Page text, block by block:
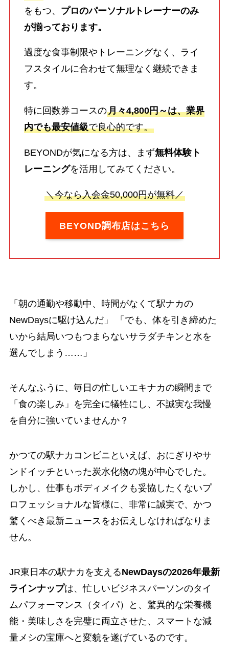
をもつ、 プロのパーソナルトレーナーのみ
が揃っております。
過度な食事制限やトレーニングなく、ライ
フスタイルに合わせて無理なく継続できま
す。
特に回数券コースの月々4,800円～は、業界
内でも最安値級で良心的です。
BEYONDが気になる方は、まず無料体験ト
レーニングを活用してみてください。
＼今なら入会金50,000円が無料／
BEYOND調布店はこちら
「朝の通勤や移動中、時間がなくて駅ナカの
NewDaysに駆け込んだ」 「でも、体を引き締めた
いから結局いつもつまらないサラダチキンと水を
選んでしまう……」
そんなふうに、毎日の忙しいエキナカの瞬間まで
「食の楽しみ」を完全に犠牲にし、不誠実な我慢
を自分に強いていませんか？
かつての駅ナカコンビニといえば、おにぎりやサ
ンドイッチといった炭水化物の塊が中心でした。
しかし、仕事もボディメイクも妥協したくないプ
ロフェッショナルな皆様に、非常に誠実で、かつ
驚くべき最新ニュースをお伝えしなければなりま
せん。
JR東日本の駅ナカを支えるNewDaysの2026年最新
ラインナップは、忙しいビジネスパーソンのタイ
ムパフォーマンス（タイパ）と、驚異的な栄養機
能・美味しさを完璧に両立させた、スマートな減
量メシの宝庫へと変貌を遂げているのです。